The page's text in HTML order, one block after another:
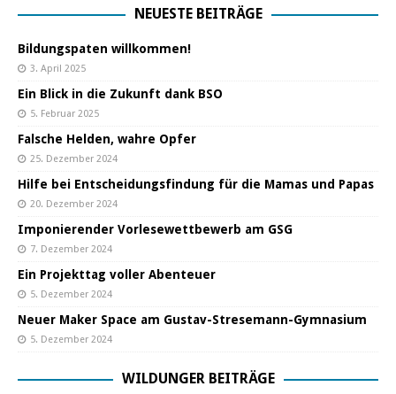
NEUESTE BEITRÄGE
Bildungspaten willkommen!
3. April 2025
Ein Blick in die Zukunft dank BSO
5. Februar 2025
Falsche Helden, wahre Opfer
25. Dezember 2024
Hilfe bei Entscheidungsfindung für die Mamas und Papas
20. Dezember 2024
Imponierender Vorlesewettbewerb am GSG
7. Dezember 2024
Ein Projekttag voller Abenteuer
5. Dezember 2024
Neuer Maker Space am Gustav-Stresemann-Gymnasium
5. Dezember 2024
WILDUNGER BEITRÄGE